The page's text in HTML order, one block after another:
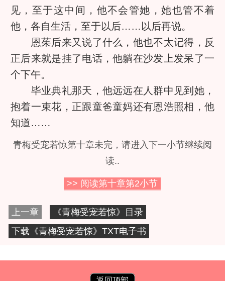
见，至于这中间，他不会管她，她也管不着
他，各自生活，至于以后……以后再说。
恩茱后来又说了什么，他也不太记得，反
正后来就是挂了电话，他躺在沙发上发呆了一
个下午。
毕业典礼那天，他远远在人群中见到她，
抱着一束花，正跟童爸童妈还有恩浩照相，他
知道……
青梅受宠若惊第十章未完，请进入下一小节继续阅
读..
>> 阅读第十章第2小节
上一章
《青梅受宠若惊》目录
下载《青梅受宠若惊》TXT电子书